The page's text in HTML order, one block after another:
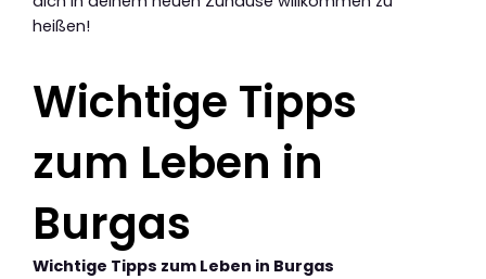
heißen!
Wichtige Tipps
zum Leben in
Burgas
Wichtige Tipps zum Leben in Burgas